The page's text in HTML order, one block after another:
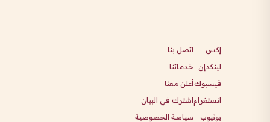
إكس
لينكدإن
فيسبوك
انستغرام
يوتيوب
اتصل بنا
خدماتنا
أعلن معنا
اشترك في البيان
سياسة الخصوصية